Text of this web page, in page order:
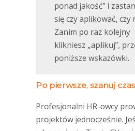
ponad jakość” i
się czy aplikować, czy
Zanim po raz kolejny
klikniesz „aplikuj”,
poniższe wskazówki.
Po pierwsze, szanuj
Profesjonalni HR-owcy
projektów jednocześnie.